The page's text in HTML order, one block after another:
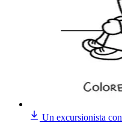
Un excursionista